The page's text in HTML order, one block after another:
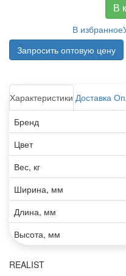
В
В избранное
Запросить оптовую цену
Характеристики Доставка
Бренд
Цвет
Вес, кг
Ширина, мм
Длина, мм
Высота, мм
REALIST